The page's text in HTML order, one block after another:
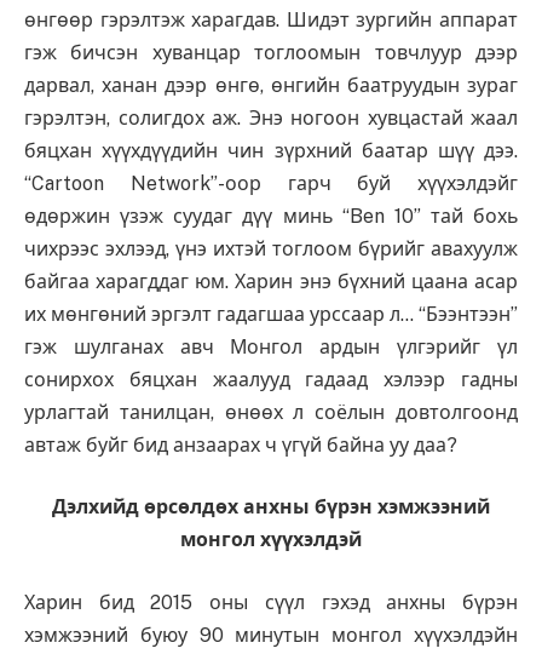
өнгөөр гэрэлтэж харагдав. Шидэт зургийн аппарат
гэж бичсэн хуванцар тоглоомын товчлуур дээр
дарвал, ханан дээр өнгө, өнгийн баатруудын зураг
гэрэлтэн, солигдох аж. Энэ ногоон хувцастай жаал
бяцхан хүүхдүүдийн чин зүрхний баатар шүү дээ.
“Cartoon Network”-оор гарч буй хүүхэлдэйг
өдөржин үзэж суудаг дүү минь “Ben 10” тай бохь
чихрээс эхлээд, үнэ ихтэй тоглоом бүрийг авахуулж
байгаа харагддаг юм. Харин энэ бүхний цаана асар
их мөнгөний эргэлт гадагшаа урссаар л… “Бээнтээн”
гэж шулганах авч Монгол ардын үлгэрийг үл
сонирхох бяцхан жаалууд гадаад хэлээр гадны
урлагтай танилцан, өнөөх л соёлын довтолгоонд
автаж буйг бид анзаарах ч үгүй байна уу даа?
Дэлхийд өрсөлдөх анхны бүрэн хэмжээний
монгол хүүхэлдэй
Харин бид 2015 оны сүүл гэхэд анхны бүрэн
хэмжээний буюу 90 минутын монгол хүүхэлдэйн